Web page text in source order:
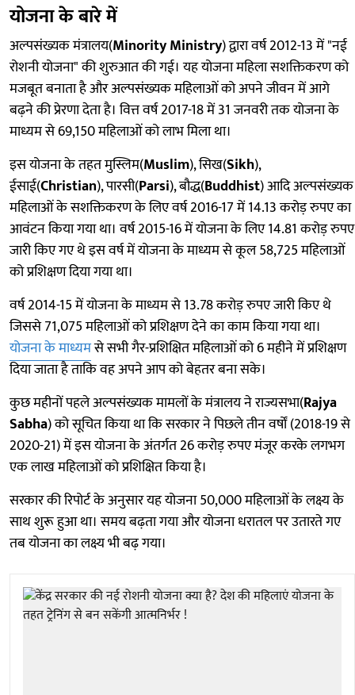
योजना के बारे में
अल्पसंख्यक मंत्रालय(Minority Ministry) द्वारा वर्ष 2012-13 में "नई
रोशनी योजना" की शुरुआत की गई। यह योजना महिला सशक्तिकरण को
मजबूत बनाता है और अल्पसंख्यक महिलाओं को अपने जीवन में आगे
बढ़ने की प्रेरणा देता है। वित्त वर्ष 2017-18 में 31 जनवरी तक योजना के
माध्यम से 69,150 महिलाओं को लाभ मिला था।
इस योजना के तहत मुस्लिम(Muslim), सिख(Sikh),
ईसाई(Christian), पारसी(Parsi), बौद्ध(Buddhist) आदि अल्पसंख्यक
महिलाओं के सशक्तिकरण के लिए वर्ष 2016-17 में 14.13 करोड़ रुपए का
आवंटन किया गया था। वर्ष 2015-16 में योजना के लिए 14.81 करोड़ रुपए
जारी किए गए थे इस वर्ष में योजना के माध्यम से कूल 58,725 महिलाओं
को प्रशिक्षण दिया गया था।
वर्ष 2014-15 में योजना के माध्यम से 13.78 करोड़ रुपए जारी किए थे
जिससे 71,075 महिलाओं को प्रशिक्षण देने का काम किया गया था।
योजना के माध्यमसे सभी गैर-प्रशिक्षित महिलाओं को 6 महीने में प्रशिक्षण
दिया जाता है ताकि वह अपने आप को बेहतर बना सके।
कुछ महीनों पहले अल्पसंख्यक मामलों के मंत्रालय ने राज्यसभा(Rajya
Sabha) को सूचित किया था कि सरकार ने पिछले तीन वर्षों (2018-19 से
2020-21) में इस योजना के अंतर्गत 26 करोड़ रुपए मंजूर करके लगभग
एक लाख महिलाओं को प्रशिक्षित किया है।
सरकार की रिपोर्ट के अनुसार यह योजना 50,000 महिलाओं के लक्ष्य के
साथ शुरू हुआ था। समय बढ़ता गया और योजना धरातल पर उतारते गए
तब योजना का लक्ष्य भी बढ़ गया।